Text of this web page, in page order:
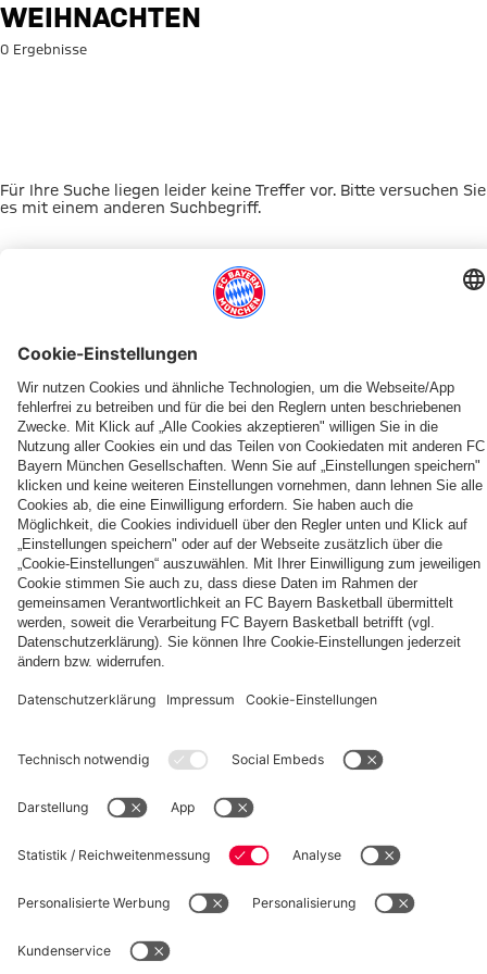
Suche: Weihnachten
WEIHNACHTEN
0 Ergebnisse
Für Ihre Suche liegen leider keine Treffer vor. Bitte versuchen Sie
es mit einem anderen Suchbegriff.
DAS KÖNNTE DICH INTERESSIEREN
JETZT DOWNLOADEN
Die
FCBB-
Fan-
App
ERLEBE DEN FCBB
Tageskarten
für
Heimspiele
OUT NOW
Unser
Home
Jersey
2026/27
PARTNER
© FC Bayern München Basketball GmbH